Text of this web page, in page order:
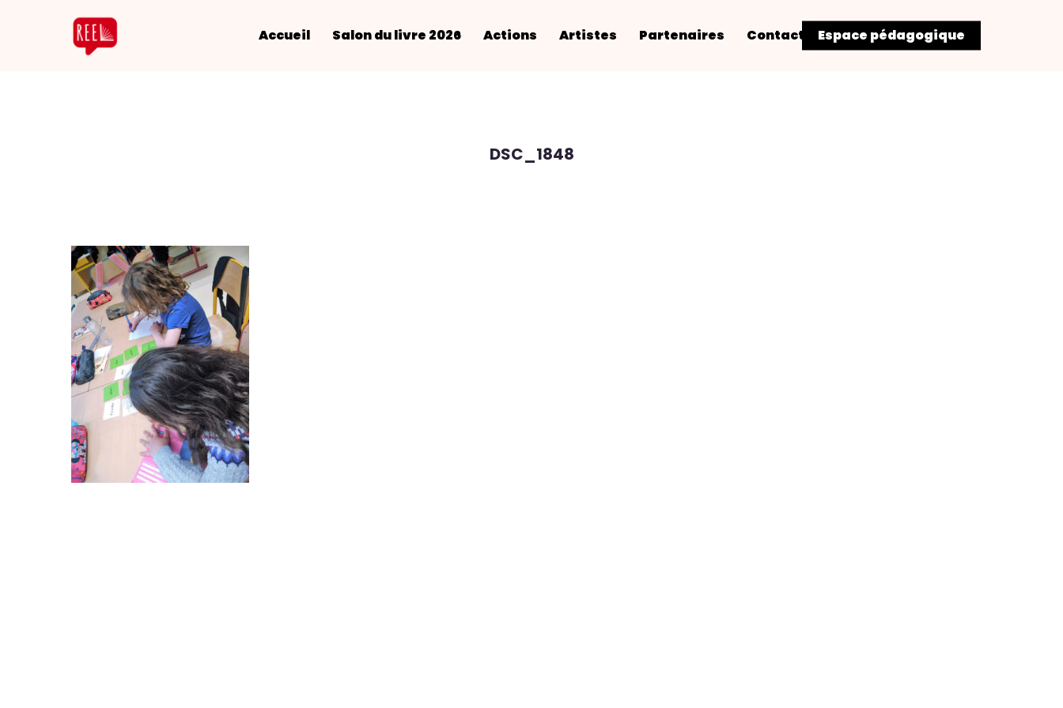
Accueil Salon du livre 2026 Actions Artistes Partenaires Contact Espace pédagogique
DSC_1848